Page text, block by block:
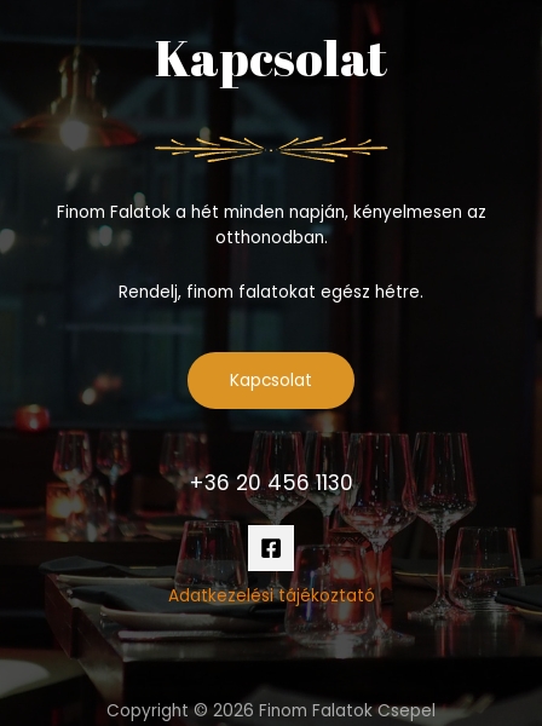
Kapcsolat
Finom Falatok a hét minden napján, kényelmesen az
otthonodban.
Rendelj, finom falatokat egész hétre.
Kapcsolat
+36 20 456 1130
Adatkezelési tájékoztató
Copyright © 2026 Finom Falatok Csepel